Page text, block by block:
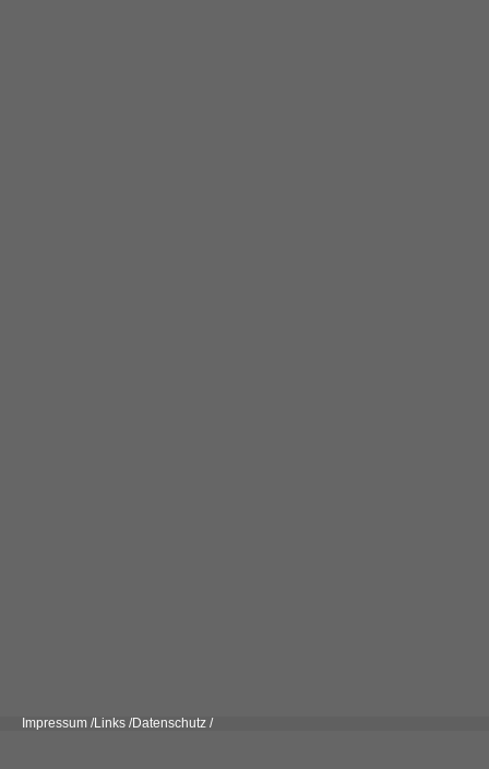
Impressum /Links /Datenschutz /